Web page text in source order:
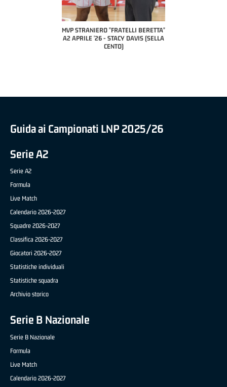
MVP "FRATELLI BERETTA" SAMUEL
DILAS B NAZIONALE APRILE '26 -
MARCO RESTELLI (TAV TREVIGLIO
Guida ai Campionati LNP 2025/26
Serie A2
Serie A2
Formula
Live Match
Calendario 2026-2027
Squadre 2026-2027
Classifica 2026-2027
Giocatori 2026-2027
Statistiche individuali
Statistiche squadra
Archivio storico
Serie B Nazionale
Serie B Nazionale
Formula
Live Match
Calendario 2026-2027